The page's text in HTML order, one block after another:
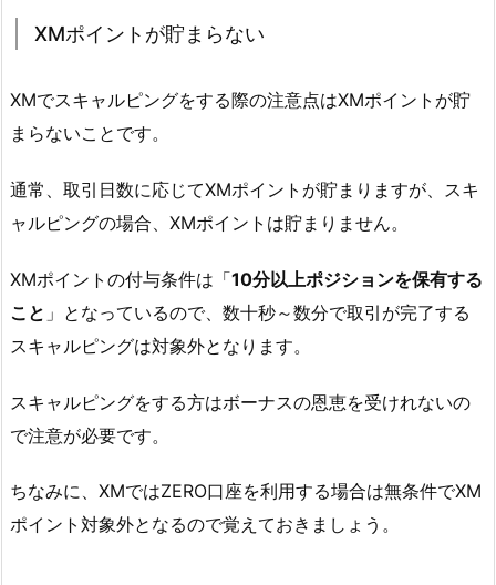
XMポイントが貯まらない
XMでスキャルピングをする際の注意点はXMポイントが貯
まらないことです。
通常、取引日数に応じてXMポイントが貯まりますが、スキ
ャルピングの場合、XMポイントは貯まりません。
XMポイントの付与条件は「10分以上ポジションを保有する
こと 」となっているので、数十秒～数分で取引が完了する
スキャルピングは対象外となります。
スキャルピングをする方はボーナスの恩恵を受けれないの
で注意が必要です。
ちなみに、XMではZERO口座を利用する場合は無条件でXM
ポイント対象外となるので覚えておきましょう。